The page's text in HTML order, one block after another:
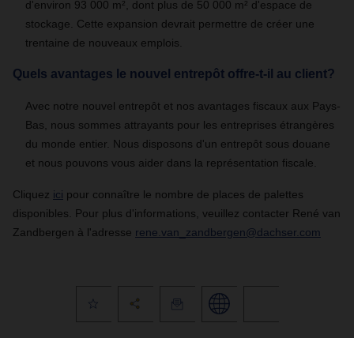
d'environ 93 000 m², dont plus de 50 000 m² d'espace de
stockage. Cette expansion devrait permettre de créer une
trentaine de nouveaux emplois.
Quels avantages le nouvel entrepôt offre-t-il au client?
Avec notre nouvel entrepôt et nos avantages fiscaux aux Pays-
Bas, nous sommes attrayants pour les entreprises étrangères
du monde entier. Nous disposons d'un entrepôt sous douane
et nous pouvons vous aider dans la représentation fiscale.
Cliquez ici pour connaître le nombre de places de palettes
disponibles. Pour plus d'informations, veuillez contacter René van
Zandbergen à l'adresse rene.van_zandbergen@dachser.com